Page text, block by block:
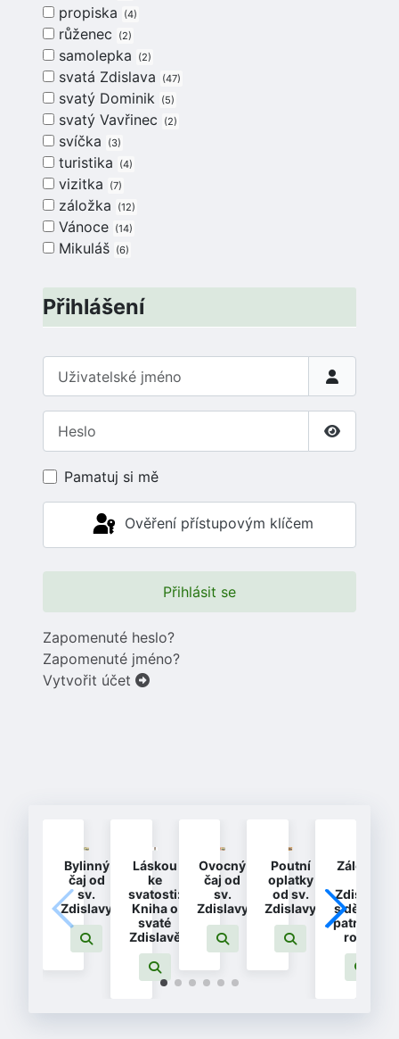
propiska
4
růženec 2
samolepka 2
svatá Zdislava 47
svatý Dominik 5
svatý Vavřinec 2
svíčka 3
turistika 4
vizitka 7
záložka 12
Vánoce 14
Mikuláš 6
Přihlášení
Uživatelské jméno
Zobrazit
Pamatuj si mě
Ověření přístupovým klíčem
Přihlásit se
Zapomenuté heslo?
Zapomenuté jméno?
Vytvořit účet
Bylinný
čaj od
sv.
Zdislavy
Láskou
ke
svatosti:
Kniha o
svaté
Zdislavě
Ovocný
čaj od
sv.
Zdislavy
Poutní
oplatky
od sv.
Zdislavy
Záložka
Zdislava
s dětmi -
patronka
rodin